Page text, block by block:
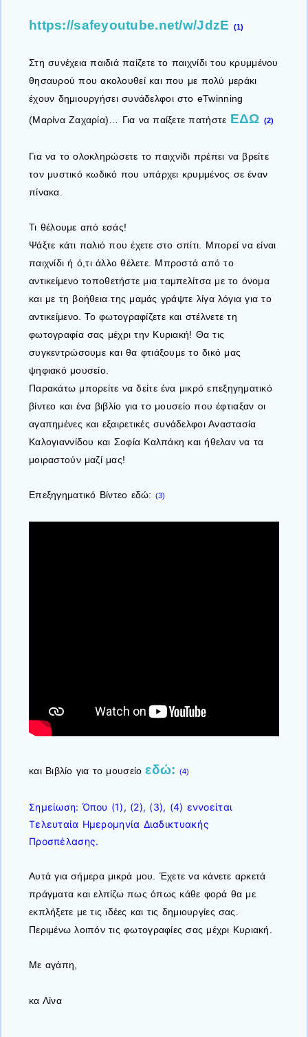
https://safeyoutube.net/w/JdzE (1)
Στη συνέχεια παιδιά παίζετε το παιχνίδι του κρυμμένου
θησαυρού που ακολουθεί και που με πολύ μεράκι
έχουν δημιουργήσει συνάδελφοι στο eTwinning
(Μαρίνα Ζαχαρία)… Για να παίξετε πατήστε ΕΔΩ (2)
Για να το ολοκληρώσετε το παιχνίδι πρέπει να βρείτε
τον μυστικό κωδικό που υπάρχει κρυμμένος σε έναν
πίνακα.
Τι θέλουμε από εσάς!
Ψάξτε κάτι παλιό που έχετε στο σπίτι. Μπορεί να είναι
παιχνίδι ή ό,τι άλλο θέλετε. Μπροστά από το
αντικείμενο τοποθετήστε μια ταμπελίτσα με το όνομα
και με τη βοήθεια της μαμάς γράψτε λίγα λόγια για το
αντικείμενο. Το φωτογραφίζετε και στέλνετε τη
φωτογραφία σας μέχρι την Κυριακή! Θα τις
συγκεντρώσουμε και θα φτιάξουμε το δικό μας
ψηφιακό μουσείο.
Παρακάτω μπορείτε να δείτε ένα μικρό επεξηγηματικό
βίντεο και ένα βιβλίο για το μουσείο που έφτιαξαν οι
αγαπημένες και εξαιρετικές συνάδελφοι Αναστασία
Καλογιαννίδου και Σοφία Καλπάκη και ήθελαν να τα
μοιραστούν μαζί μας!
Επεξηγηματικό Βίντεο εδώ: (3)
και Βιβλίο για το μουσείοεδώ: (4)
Σημείωση: Όπου (1), (2), (3), (4) εννοείται
Τελευταία Ημερομηνία Διαδικτυακής
Προσπέλασης.
Αυτά για σήμερα μικρά μου. Έχετε να κάνετε αρκετά
πράγματα και ελπίζω πως όπως κάθε φορά θα με
εκπλήξετε με τις ιδέες και τις δημιουργίες σας.
Περιμένω λοιπόν τις φωτογραφίες σας μέχρι Κυριακή.
Με αγάπη,
κα Λίνα